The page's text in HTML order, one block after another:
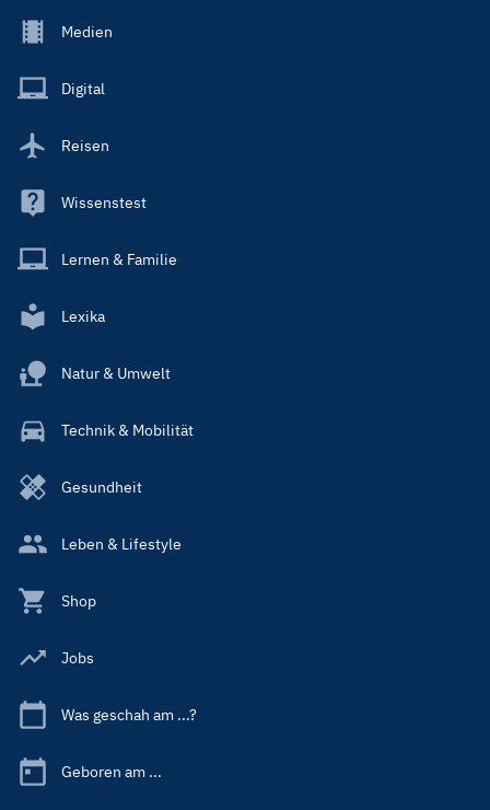
Footer
Main
Medien
Digital
Reisen
Wissenstest
Lernen & Familie
Lexika
Natur & Umwelt
Technik & Mobilität
Gesundheit
Leben & Lifestyle
Shop
Jobs
Was geschah am ...?
Geboren am ...